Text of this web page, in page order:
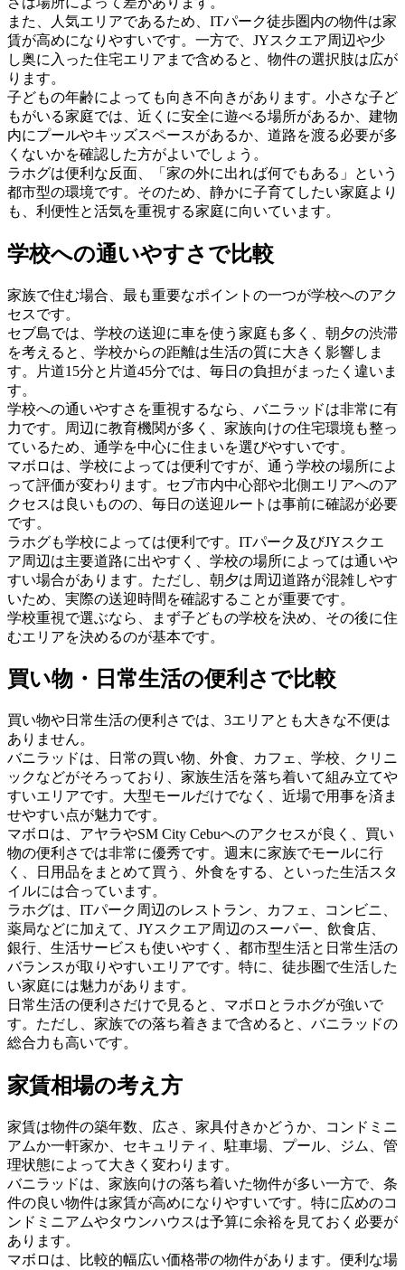
また、人気エリアであるため、ITパーク徒歩圏内の物件は家
賃が高めになりやすいです。一方で、JYスクエア周辺や少
し奥に入った住宅エリアまで含めると、物件の選択肢は広が
ります。
子どもの年齢によっても向き不向きがあります。小さな子ど
もがいる家庭では、近くに安全に遊べる場所があるか、建物
内にプールやキッズスペースがあるか、道路を渡る必要が多
くないかを確認した方がよいでしょう。
ラホグは便利な反面、「家の外に出れば何でもある」という
都市型の環境です。そのため、静かに子育てしたい家庭より
も、利便性と活気を重視する家庭に向いています。
学校への通いやすさで比較
家族で住む場合、最も重要なポイントの一つが学校へのアク
セスです。
セブ島では、学校の送迎に車を使う家庭も多く、朝夕の渋滞
を考えると、学校からの距離は生活の質に大きく影響しま
す。片道15分と片道45分では、毎日の負担がまったく違いま
す。
学校への通いやすさを重視するなら、バニラッドは非常に有
力です。周辺に教育機関が多く、家族向けの住宅環境も整っ
ているため、通学を中心に住まいを選びやすいです。
マボロは、学校によっては便利ですが、通う学校の場所によ
って評価が変わります。セブ市内中心部や北側エリアへのア
クセスは良いものの、毎日の送迎ルートは事前に確認が必要
です。
ラホグも学校によっては便利です。ITパーク及びJYスクエ
ア周辺は主要道路に出やすく、学校の場所によっては通いや
すい場合があります。ただし、朝夕は周辺道路が混雑しやす
いため、実際の送迎時間を確認することが重要です。
学校重視で選ぶなら、まず子どもの学校を決め、その後に住
むエリアを決めるのが基本です。
買い物・日常生活の便利さで比較
買い物や日常生活の便利さでは、3エリアとも大きな不便は
ありません。
バニラッドは、日常の買い物、外食、カフェ、学校、クリニ
ックなどがそろっており、家族生活を落ち着いて組み立てや
すいエリアです。大型モールだけでなく、近場で用事を済ま
せやすい点が魅力です。
マボロは、アヤラやSM City Cebuへのアクセスが良く、買い
物の便利さでは非常に優秀です。週末に家族でモールに行
く、日用品をまとめて買う、外食をする、といった生活スタ
イルには合っています。
ラホグは、ITパーク周辺のレストラン、カフェ、コンビニ、
薬局などに加えて、JYスクエア周辺のスーパー、飲食店、
銀行、生活サービスも使いやすく、都市型生活と日常生活の
バランスが取りやすいエリアです。特に、徒歩圏で生活した
い家庭には魅力があります。
日常生活の便利さだけで見ると、マボロとラホグが強いで
す。ただし、家族での落ち着きまで含めると、バニラッドの
総合力も高いです。
家賃相場の考え方
家賃は物件の築年数、広さ、家具付きかどうか、コンドミニ
アムか一軒家か、セキュリティ、駐車場、プール、ジム、管
理状態によって大きく変わります。
バニラッドは、家族向けの落ち着いた物件が多い一方で、条
件の良い物件は家賃が高めになりやすいです。特に広めのコ
ンドミニアムやタウンハウスは予算に余裕を見ておく必要が
あります。
マボロは、比較的幅広い価格帯の物件があります。便利な場